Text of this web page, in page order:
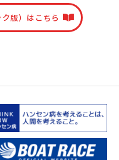
版）はこちら